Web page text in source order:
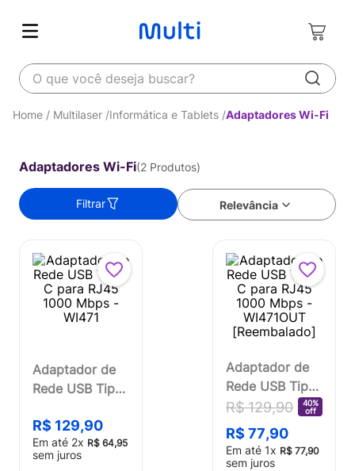
O que você deseja buscar?
Multilaser Informática e Tablets Adaptadores Wi-Fi
Adaptadores Wi-Fi 2 Produtos
Relevância
Filtrar
Adaptador de
Rede USB Tipo-
1000 Mbps -
WI471
R$ 129,90
Em até 2x R$ 64,95
sem juros
Adaptador de
Rede USB Tipo-
C para RJ45
1000 Mbps -
WI471OUT
[Reembalado]
R$ 129,90
40%
off
R$ 77,90
Em até 1x R$ 77,90
sem juros